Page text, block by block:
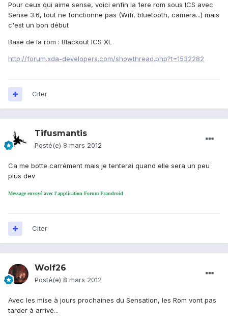
Pour ceux qui aime sense, voici enfin la 1ere rom sous ICS avec
Sense 3.6, tout ne fonctionne pas (Wifi, bluetooth, camera...) mais
c'est un bon début
Base de la rom : Blackout ICS XL
http://forum.xda-developers.com/showthread.php?t=1532282
Citer
Tifusmantis
Posté(e) 8 mars 2012
Ca me botte carrément mais je tenterai quand elle sera un peu
plus dev
Message envoyé avec l'application Forum Frandroid
Citer
Wolf26
Posté(e) 8 mars 2012
Avec les mise à jours prochaines du Sensation, les Rom vont pas
tarder à arrivé...